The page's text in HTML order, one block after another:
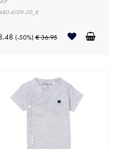
6109-20_K
(-50%) € 36.95